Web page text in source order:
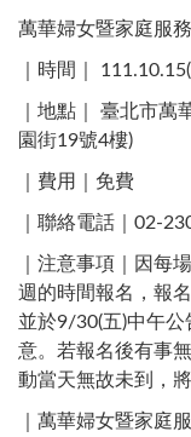
萬華婦女暨家庭服
｜時間｜
｜地點｜ 臺北市萬
園街19號4樓)​
｜費用｜免費
｜聯絡電話｜02-
｜注意事項｜因每
週的時間報名，報
並於9/30(五)中午
意。若報名後有事
動當天無故未到，
｜萬華婦女暨家庭